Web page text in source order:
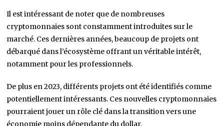
Il est intéressant de noter que de nombreuses
cryptomonnaies sont constamment introduites sur le
marché. Ces dernières années, beaucoup de projets ont
débarqué dans l’écosystème offrant un véritable intérêt,
notamment pour les professionnels.
De plus en 2023, différents projets ont été identifiés comme
potentiellement intéressants. Ces nouvelles cryptomonnaies
pourraient jouer un rôle clé dans la transition vers une
économie moins dépendante du dollar.